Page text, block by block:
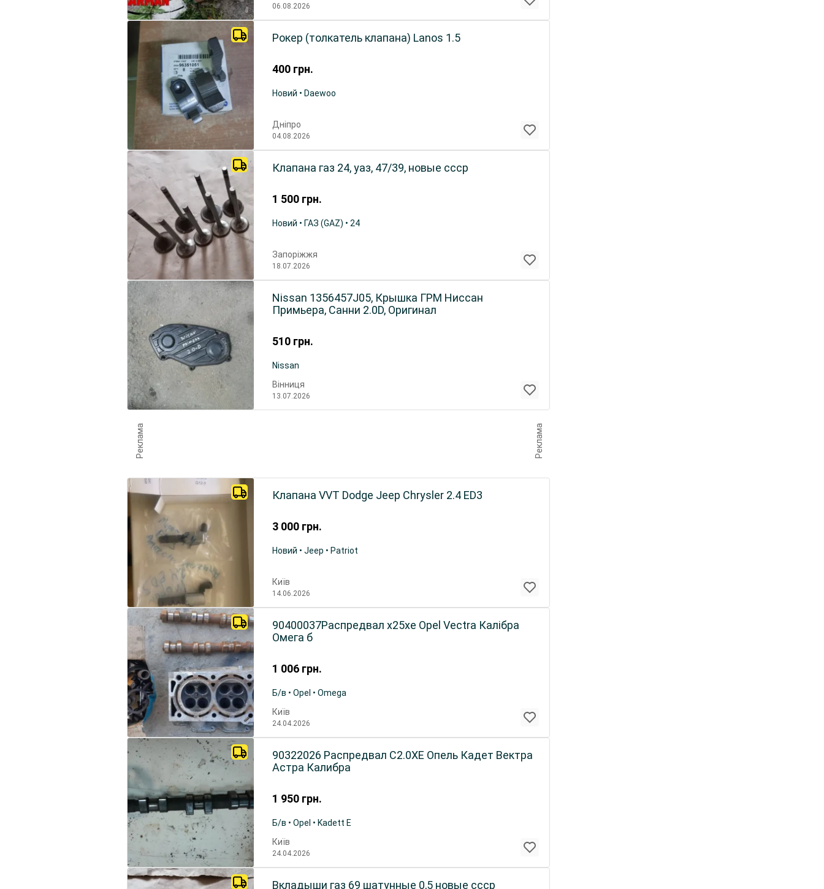
06.08.2026
400 грн.
Рокер (толкатель клапана) Lanos 1.5
Новий • Daewoo
Дніпро
04.08.2026
1 500 грн.
Клапана газ 24, уаз, 47/39, новые ссср
Новий • ГАЗ (GAZ) • 24
Запоріжжя
18.07.2026
510 грн.
Nissan 1356457J05, Крышка ГРМ Ниссан
Примьера, Санни 2.0D, Оригинал
Nissan
Вінниця
13.07.2026
Реклама Реклама
3 000 грн.
Клапана VVT Dodge Jeep Chrysler 2.4 ED3
Новий • Jeep • Patriot
Київ
14.06.2026
1 006 грн.
90400037Распредвал x25xe Opel Vectra Калібра
Омега б
Б/в • Opel • Omega
Київ
24.04.2026
1 950 грн.
90322026 Распредвал C2.0XE Опель Кадет Вектра
Астра Калибра
Б/в • Opel • Kadett E
Київ
24.04.2026
Вкладыши газ 69 шатунные 0,5 новые ссср